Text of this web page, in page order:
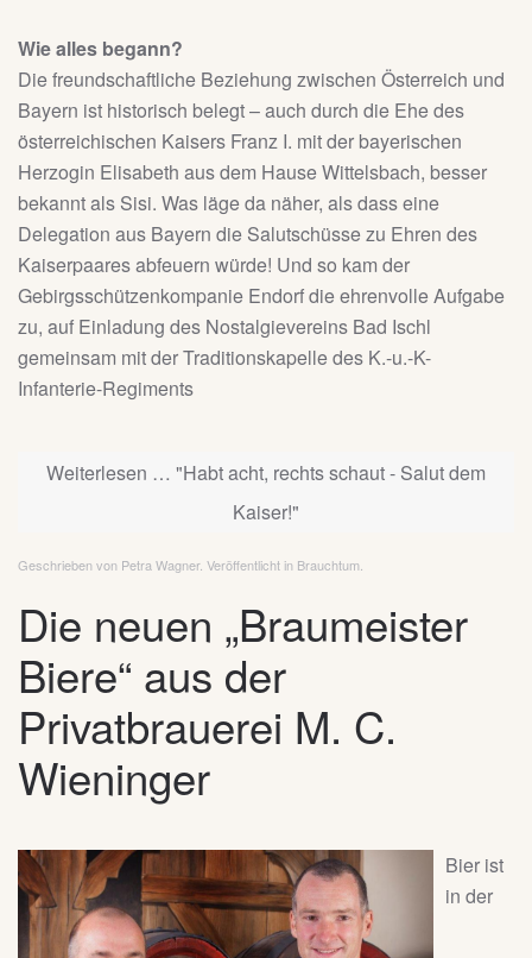
Wie alles begann?
Die freundschaftliche Beziehung zwischen Österreich und
Bayern ist historisch belegt – auch durch die Ehe des
österreichischen Kaisers Franz I. mit der bayerischen
Herzogin Elisabeth aus dem Hause Wittelsbach, besser
bekannt als Sisi. Was läge da näher, als dass eine
Delegation aus Bayern die Salutschüsse zu Ehren des
Kaiserpaares abfeuern würde! Und so kam der
Gebirgsschützenkompanie Endorf die ehrenvolle Aufgabe
zu, auf Einladung des Nostalgievereins Bad Ischl
gemeinsam mit der Traditionskapelle des K.-u.-K-
Infanterie-Regiments
Weiterlesen … "Habt acht, rechts schaut - Salut dem
Kaiser!"
Geschrieben von Petra Wagner. Veröffentlicht in Brauchtum
Die neuen „Braumeister
Biere“ aus der
Privatbrauerei M. C.
Wieninger
Bier ist
in der